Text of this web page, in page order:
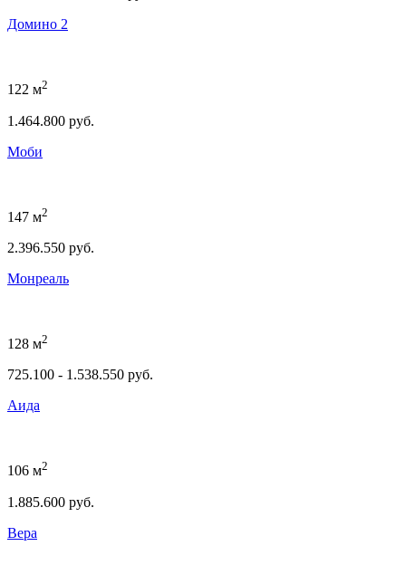
Домино 2
122 м2
1.464.800 руб.
Моби
147 м2
2.396.550 руб.
Монреаль
128 м2
725.100 - 1.538.550 руб.
Аида
106 м2
1.885.600 руб.
Вера